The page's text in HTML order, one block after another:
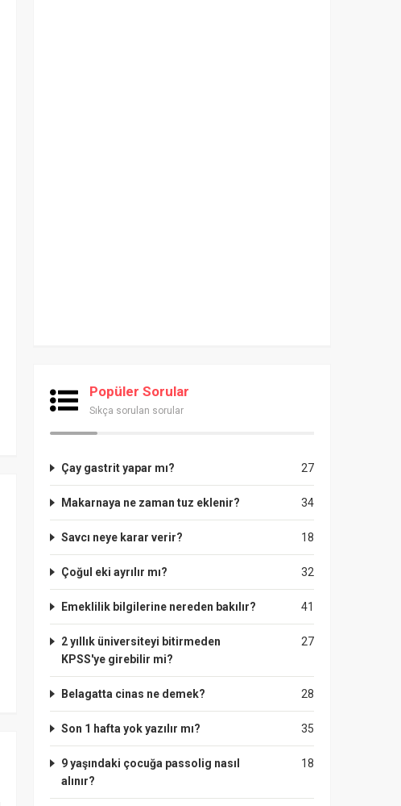
Popüler Sorular
Sıkça sorulan sorular
27
Çay gastrit yapar mı?
34
Makarnaya ne zaman tuz eklenir?
18
Savcı neye karar verir?
32
Çoğul eki ayrılır mı?
41
Emeklilik bilgilerine nereden bakılır?
27
2 yıllık üniversiteyi bitirmeden
KPSS'ye girebilir mi?
28
Belagatta cinas ne demek?
35
Son 1 hafta yok yazılır mı?
18
9 yaşındaki çocuğa passolig nasıl
alınır?